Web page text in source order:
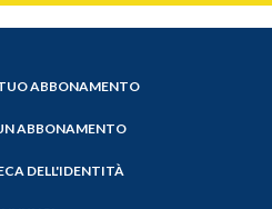
ABBONAMENTO
ABBONAMENTO
DELL'IDENTITÀ